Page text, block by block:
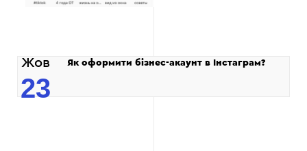
Жов
23
Як оформити бізнес-акаунт в Інстаграм?